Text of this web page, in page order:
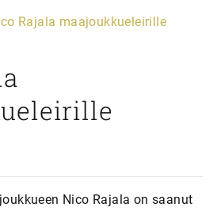
Rajala maajoukkueleirille
Nico Rajala on saanut